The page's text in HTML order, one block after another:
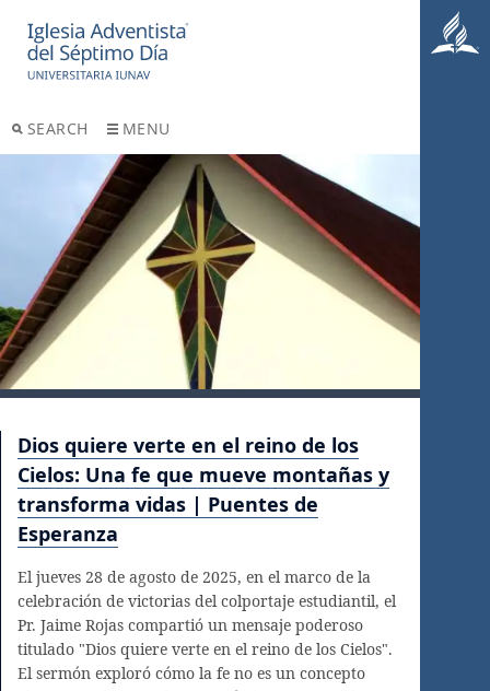
SEARCH MENU
Dios quiere verte en el reino de los
Cielos: Una fe que mueve montañas y
transforma vidas | Puentes de
Esperanza
El jueves 28 de agosto de 2025, en el marco de la
celebración de victorias del colportaje estudiantil, el
Pr. Jaime Rojas compartió un mensaje poderoso
titulado "Dios quiere verte en el reino de los Cielos".
El sermón exploró cómo la fe no es un concepto